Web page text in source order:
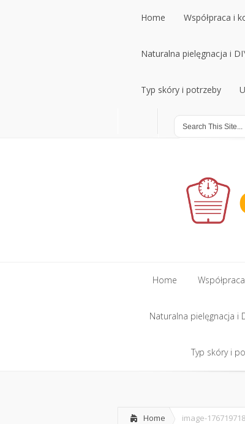
Home
Home
Współpraca i
Współpraca i
Naturalna pielęgnacja i
Naturalna pielęgnacja i
Typ skóry i potrzeby
Typ skóry i potrzeby
Home
Home
Naturalna pielęgnacja i
Naturalna pielęgnacja i
Typ skóry i
Home image-